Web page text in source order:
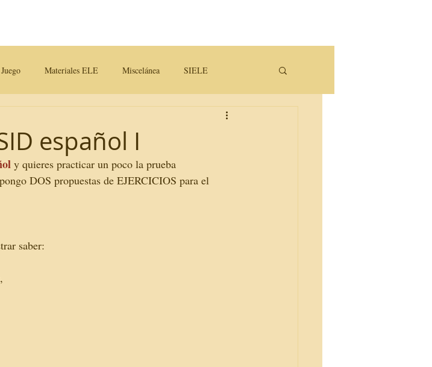
Juego Materiales ELE Miscelánea SIELE
español I
y quieres practicar un poco la prueba
DOS propuestas de EJERCICIOS para el
saber: